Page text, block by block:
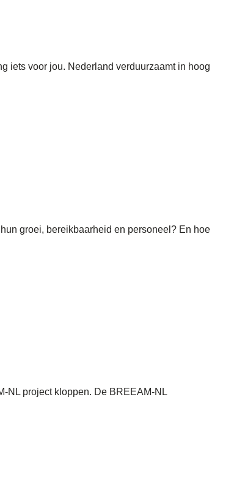
iets voor jou. Nederland verduurzaamt in hoog
groei, bereikbaarheid en personeel? En hoe
NL project kloppen. De BREEAM-NL